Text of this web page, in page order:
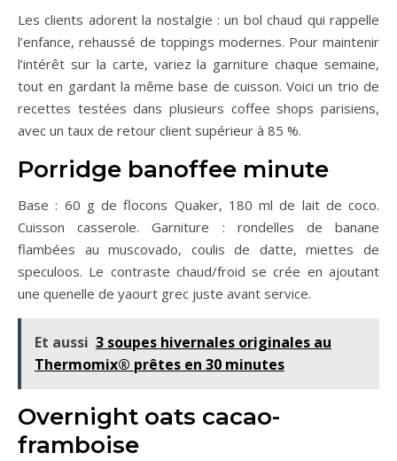
Les clients adorent la nostalgie : un bol chaud qui rappelle
l’enfance, rehaussé de toppings modernes. Pour maintenir
l’intérêt sur la carte, variez la garniture chaque semaine,
tout en gardant la même base de cuisson. Voici un trio de
recettes testées dans plusieurs coffee shops parisiens,
avec un taux de retour client supérieur à 85 %.
Porridge banoffee minute
Base : 60 g de flocons Quaker, 180 ml de lait de coco.
Cuisson casserole. Garniture : rondelles de banane
flambées au muscovado, coulis de datte, miettes de
speculoos. Le contraste chaud/froid se crée en ajoutant
une quenelle de yaourt grec juste avant service.
Et aussi 3 soupes hivernales originales au
Thermomix® prêtes en 30 minutes
Overnight oats cacao-
framboise